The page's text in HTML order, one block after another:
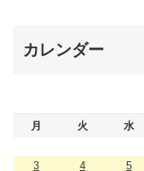
カレンダー
月 火 水
3
4 5